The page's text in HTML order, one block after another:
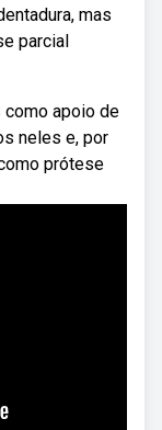
mas
parcial
como apoio de
neles e, por
prótese